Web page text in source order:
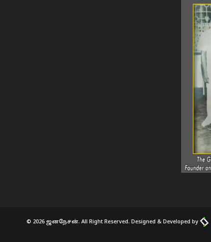
© 2026 ஜனநேசன். All Right Reserved. Designed & Developed by